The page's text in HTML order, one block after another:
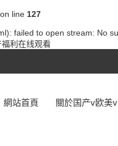
on line 127
failed to open stream: No
利在线观看
網站首頁 關於国产v欧美v